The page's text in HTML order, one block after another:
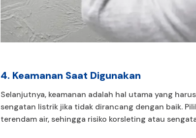
4. Keamanan Saat Digunakan
Selanjutnya, keamanan adalah hal utama yang
sengatan listrik jika tidak dirancang dengan baik.
terendam air, sehingga risiko korsleting atau